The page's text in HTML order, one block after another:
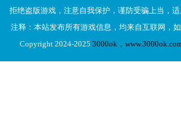
拒绝盗版游戏，注意自我保护，谨防受骗上当，
注释：本站发布所有游戏信息，均来自互联网，
Copyright 2024-2025 3000ok，